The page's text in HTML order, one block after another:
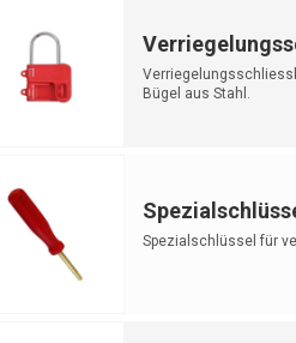
Bügel aus Stahl.
Spezialschlüssel für